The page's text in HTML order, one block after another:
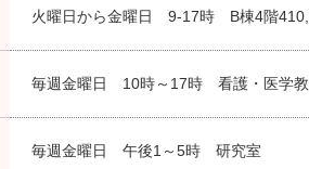
火曜日から金曜日 9-17時 B棟4階410,
毎週金曜日 10時～17時 看護・医学教
毎週金曜日 午後1～5時 研究室